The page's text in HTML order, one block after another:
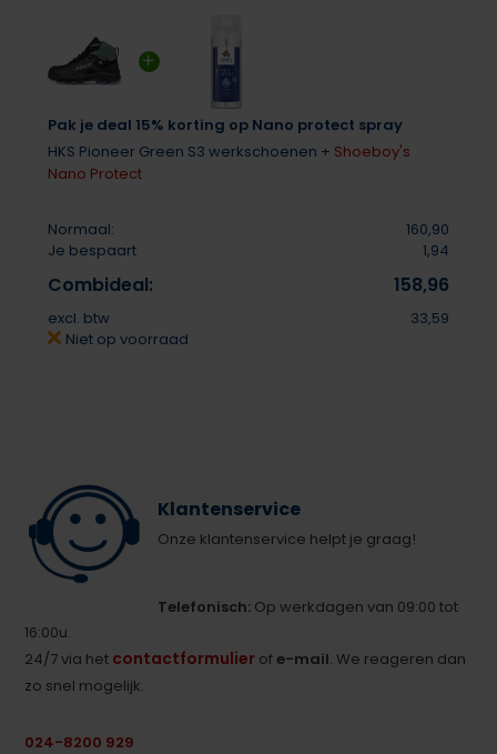
Pak je deal 15% korting op Nano protect spray
HKS Pioneer Green S3 werkschoenen + Shoeboy's
Nano Protect
Normaal:
160,90
Je bespaart
1,94
Combideal: 158,96
excl. btw
33,59
Niet op voorraad
Klantenservice
Onze klantenservice helpt je graag!
Telefonisch: Op werkdagen van 09:00 tot
16:00u.
24/7 via het contactformulier ofe-mail. We reageren dan
zo snel mogelijk.
024-8200 929